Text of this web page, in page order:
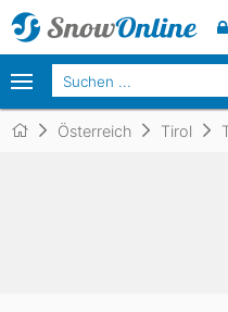
Österreich Tirol